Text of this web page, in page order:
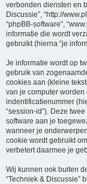
verbonden diensten en
Discussie”, “http://
“phpBB-software”,
informatie die wordt
gebruikt (hierna “je
Je informatie wordt op
gebruik van
cookies aan (kleine
van je computer
indentificatienummer
“session-id”). Deze
software aan je
wanneer je
cookie wordt gebruikt
verbetert daarmee je
Wij kunnen ook buiten
“Techniek & Discussie”